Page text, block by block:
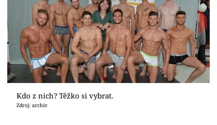
Sex a vztahy
Videa
Sledujte prima+
Přihlášení
Kdo z nich? Těžko si vybrat.
Zdroj: archiv